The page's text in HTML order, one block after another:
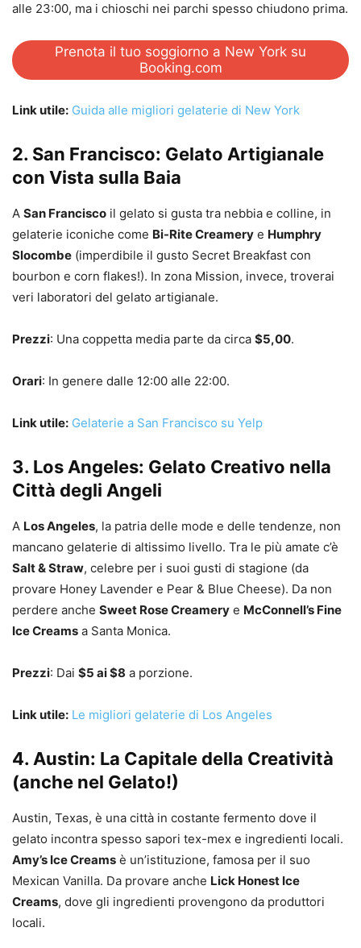
alle 23:00, ma i chioschi nei parchi spesso chiudono prima.
Prenota il tuo soggiorno a New York su
Booking.com
Link utile: Guida alle migliori gelaterie di New York
2. San Francisco: Gelato Artigianale
con Vista sulla Baia
A San Francisco il gelato si gusta tra nebbia e colline, in
gelaterie iconiche come Bi-Rite Creamery e Humphry
Slocombe (imperdibile il gusto Secret Breakfast con
bourbon e corn flakes!). In zona Mission, invece, troverai
veri laboratori del gelato artigianale.
Prezzi: Una coppetta media parte da circa $5,00.
Orari: In genere dalle 12:00 alle 22:00.
Link utile: Gelaterie a San Francisco su Yelp
3. Los Angeles: Gelato Creativo nella
Città degli Angeli
A Los Angeles, la patria delle mode e delle tendenze, non
mancano gelaterie di altissimo livello. Tra le più amate c’è
Salt & Straw, celebre per i suoi gusti di stagione (da
provare Honey Lavender e Pear & Blue Cheese). Da non
perdere anche Sweet Rose Creamery e McConnell’s Fine
Ice Creams a Santa Monica.
Prezzi: Dai $5 ai $8 a porzione.
Link utile: Le migliori gelaterie di Los Angeles
4. Austin: La Capitale della Creatività
(anche nel Gelato!)
Austin, Texas, è una città in costante fermento dove il
gelato incontra spesso sapori tex-mex e ingredienti locali.
Amy’s Ice Creams è un’istituzione, famosa per il suo
Mexican Vanilla. Da provare anche Lick Honest Ice
Creams, dove gli ingredienti provengono da produttori
locali.